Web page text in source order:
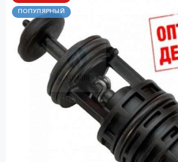
ПОПУЛЯРНЫЙ